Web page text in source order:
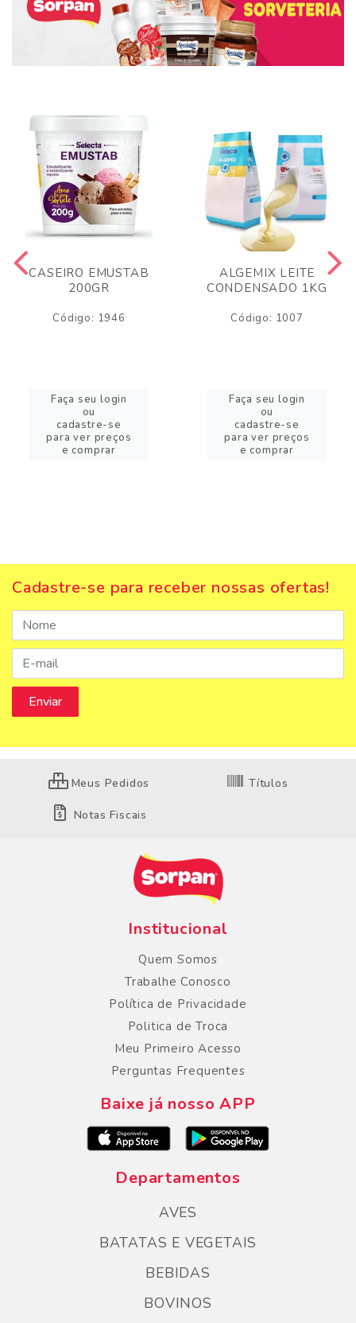
CASEIRO EMUSTAB
200GR
Código: 1946
Faça seu login
ou
cadastre-se
para ver preços
e comprar
ALGEMIX LEITE
CONDENSADO 1KG
Código: 1007
Faça seu login
ou
cadastre-se
para ver preços
e comprar
Cadastre-se para receber nossas ofertas!
Meus Pedidos Títulos
Notas Fiscais
Institucional
Quem Somos
Trabalhe Conosco
Política de Privacidade
Politica de Troca
Meu Primeiro Acesso
Perguntas Frequentes
Baixe já nosso APP
Departamentos
AVES
BATATAS E VEGETAIS
BEBIDAS
BOVINOS